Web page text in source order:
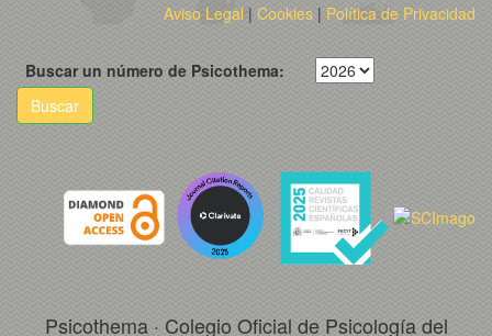
Aviso Legal| Cookies | Política de Privacidad
Buscar un número de Psicothema:
Buscar
Psicothema · Colegio Oficial de Psicología del